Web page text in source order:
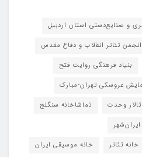
و صنایع‌دستی استان اردبیل
انجمن تئاتر انقلاب و دفاع مقدس
بنیاد فرهنگی روایت فتح
عروسکی تهران-مبارک
تالار وحدت
تماشاخانه سنگلج
خانه تئاتر
خانه موسیقی ایران